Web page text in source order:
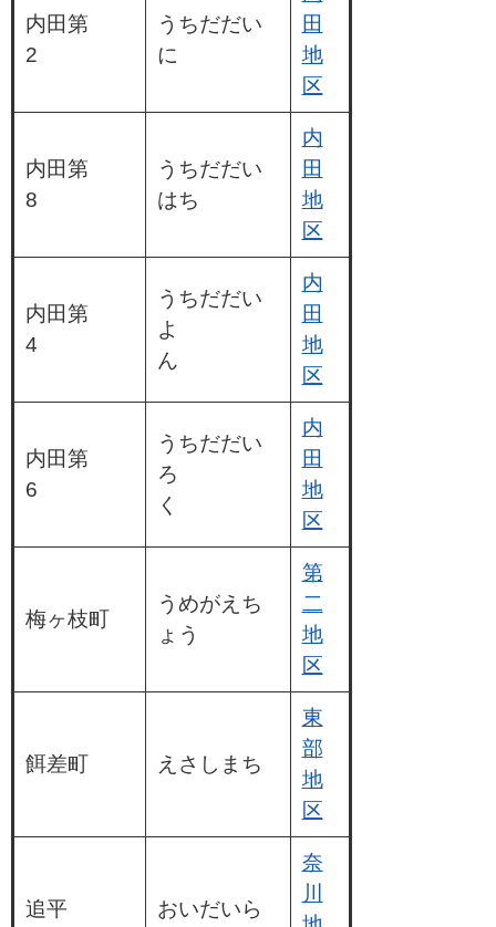
内田第
2
うちだだい
に
田
地
区
内田第
8
うちだだい
はち
内
田
地
区
内田第
4
うちだだい
よ
ん
内
田
地
区
内田第
6
うちだだい
ろ
く
内
田
地
区
梅ヶ枝町
うめがえち
ょう
第
二
地
区
餌差町 えさしまち
東
部
地
区
追平 おいだいら
奈
川